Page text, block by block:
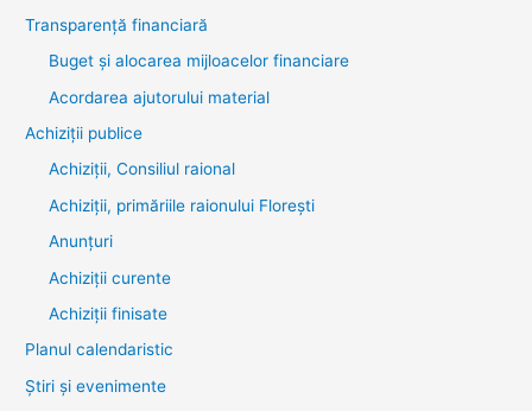
Transparenţă financiară
Buget și alocarea mijloacelor financiare
Acordarea ajutorului material
Achiziţii publice
Achiziții, Consiliul raional
Achiziții, primăriile raionului Florești
Anunțuri
Achiziții curente
Achiziții finisate
Planul calendaristic
Știri şi evenimente